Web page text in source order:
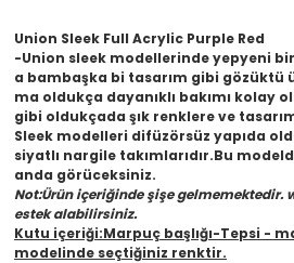
Union Sleek Full Acrylic Purple Red
-Union sleek modellerinde yepyeni
a bambaşka bi tasarım gibi gözüktü
ma oldukça dayanıklı bakımı kolay
gibi oldukçada şık renklere ve
Sleek modelleri difüzörsüz yapıda
siyatlı nargile takımlarıdır.Bu
anda görüceksiniz.
Not:Ürün içeriğinde şişe gelmemektedir.
estek alabilirsiniz.
Kutu içeriği:Marpuç başlığı-Tepsi -
modelinde seçtiğiniz renktir.